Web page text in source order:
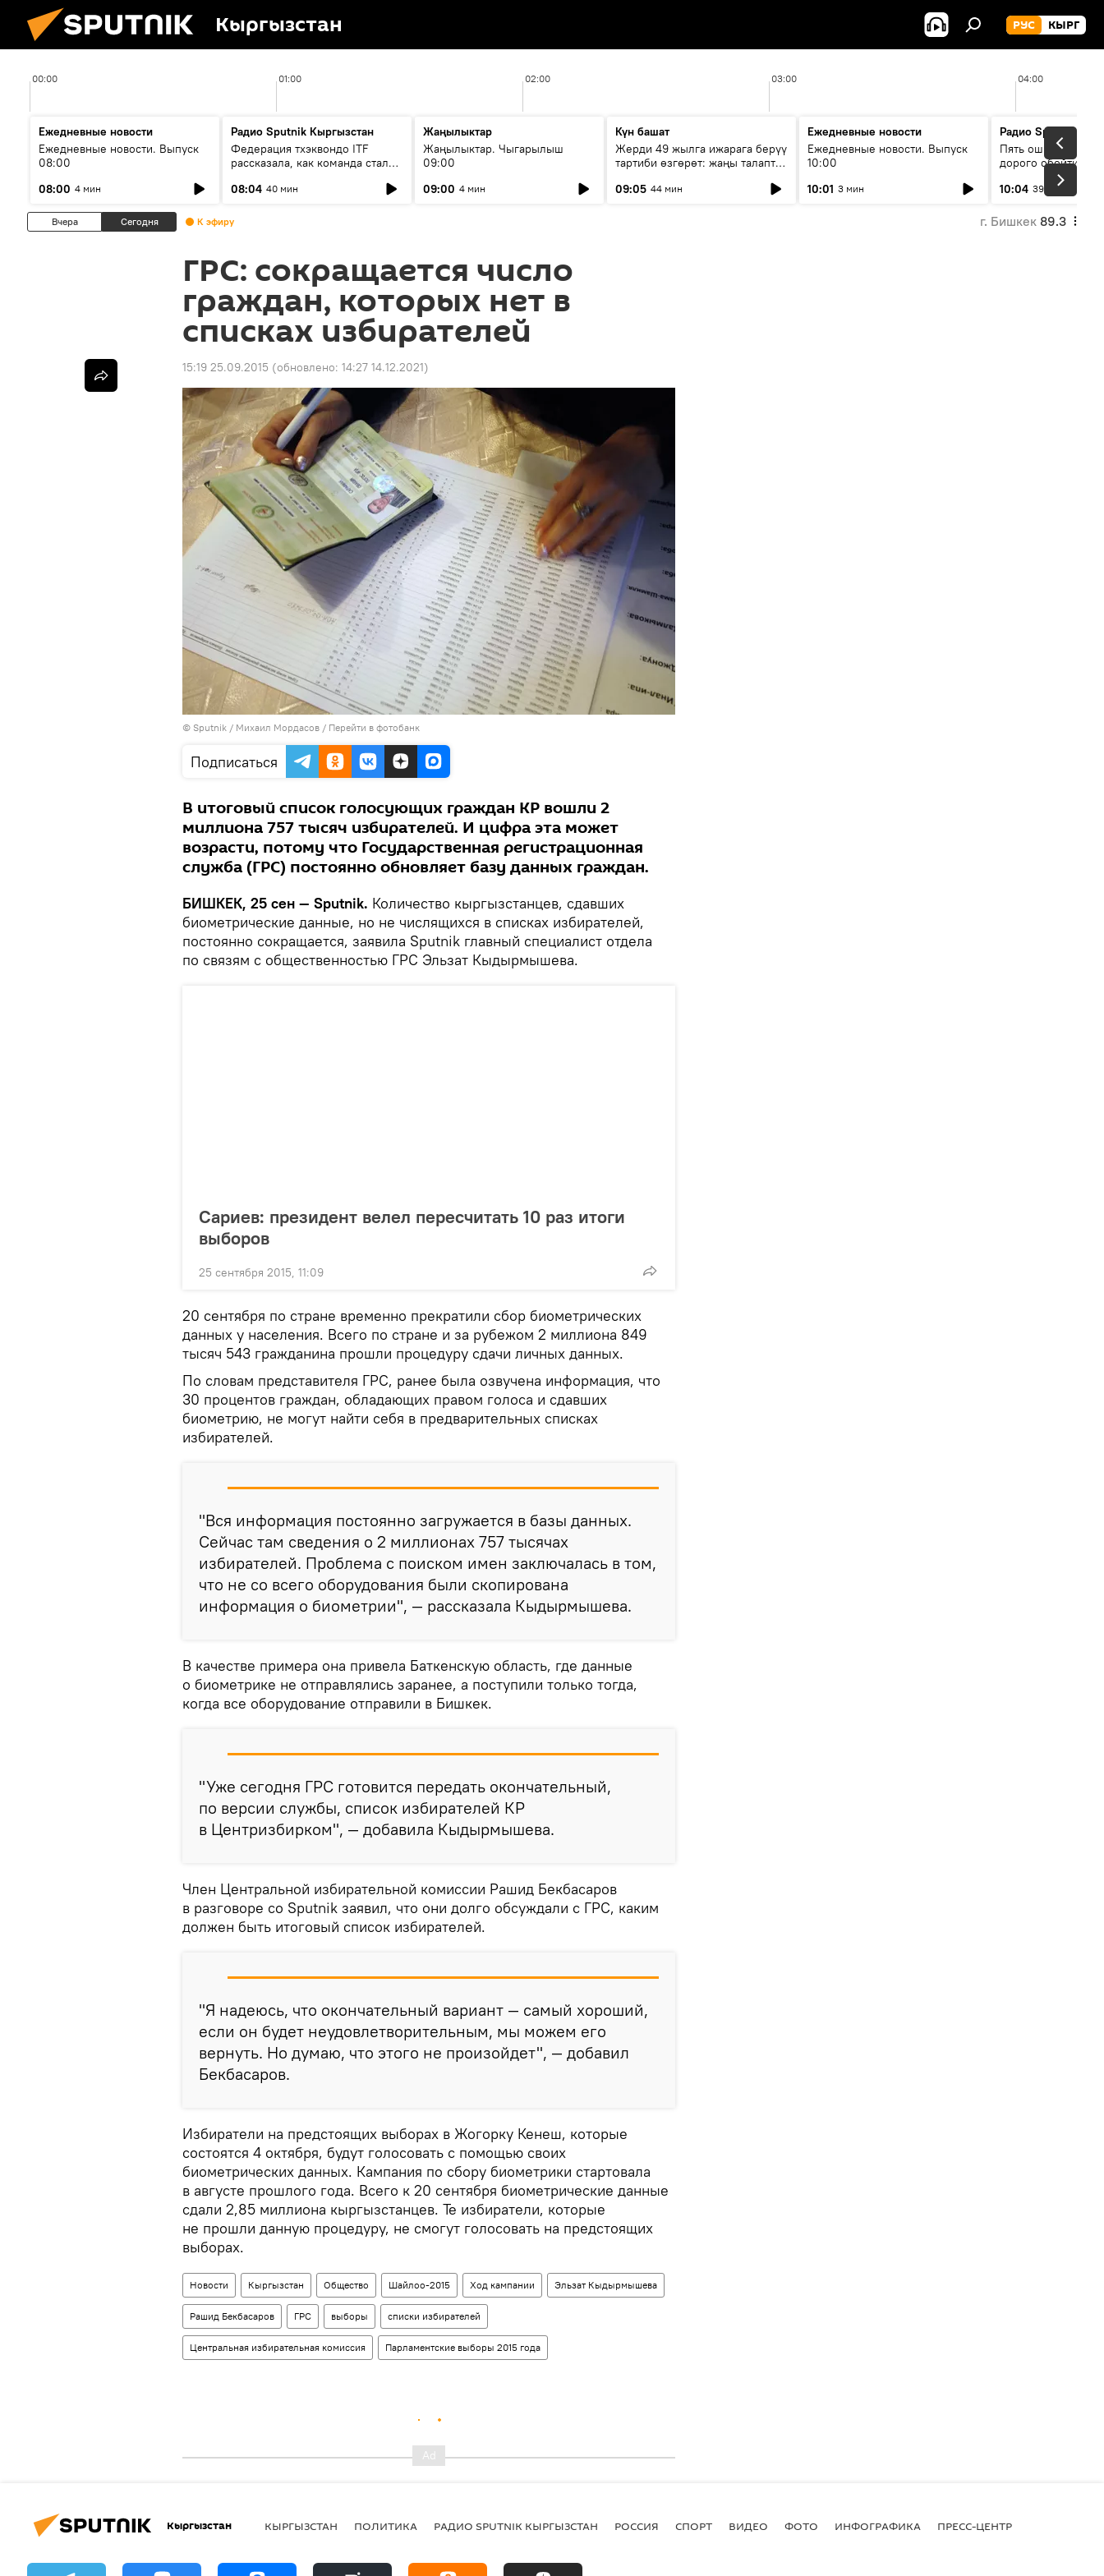
Кыргызстан РУС КЫРГ
00:00 01:00 02:00 03:00 04:00
Ежедневные новости
Ежедневные новости. Выпуск
08:00
08:00 4 мин
Радио Sputnik Кыргызстан
Федерация тхэквондо ITF
рассказала, как команда стала
08:04 40 мин
Жаңылыктар
Жаңылыктар. Чыгарылыш
09:00
09:00 4 мин
Күн башат
Жерди 49 жылга ижарага берүү
тартиби өзгөрөт: жаңы талаптар
09:05 44 мин
Ежедневные новости
Ежедневные новости. Выпуск
10:00
10:01 3 мин
Радио Sputnik
Пять ошибок
дорого обойтись
10:04 39 мин
Вчера Сегодня К эфиру г. Бишкек 89.3
ГРС: сокращается число
граждан, которых нет в
списках избирателей
15:19 25.09.2015 (обновлено: 14:27 14.12.2021)
© Sputnik / Михаил Мордасов / Перейти в фотобанк
Подписаться
В итоговый список голосующих граждан КР вошли 2
миллиона 757 тысяч избирателей. И цифра эта может
возрасти, потому что Государственная регистрационная
служба (ГРС) постоянно обновляет базу данных граждан.
БИШКЕК, 25 сен — Sputnik. Количество кыргызстанцев, сдавших
биометрические данные, но не числящихся в списках избирателей,
постоянно сокращается, заявила Sputnik главный специалист отдела
по связям с общественностью ГРС Эльзат Кыдырмышева.
Сариев: президент велел пересчитать 10 раз итоги
выборов
25 сентября 2015, 11:09
20 сентября по стране временно прекратили сбор биометрических
данных у населения. Всего по стране и за рубежом 2 миллиона 849
тысяч 543 гражданина прошли процедуру сдачи личных данных.
По словам представителя ГРС, ранее была озвучена информация, что
30 процентов граждан, обладающих правом голоса и сдавших
биометрию, не могут найти себя в предварительных списках
избирателей.
"Вся информация постоянно загружается в базы данных.
Сейчас там сведения о 2 миллионах 757 тысячах
избирателей. Проблема с поиском имен заключалась в том,
что не со всего оборудования были скопирована
информация о биометрии", — рассказала Кыдырмышева.
В качестве примера она привела Баткенскую область, где данные
о биометрике не отправлялись заранее, а поступили только тогда,
когда все оборудование отправили в Бишкек.
"Уже сегодня ГРС готовится передать окончательный,
по версии службы, список избирателей КР
в Центризбирком", — добавила Кыдырмышева.
Член Центральной избирательной комиссии Рашид Бекбасаров
в разговоре со Sputnik заявил, что они долго обсуждали с ГРС, каким
должен быть итоговый список избирателей.
"Я надеюсь, что окончательный вариант — самый хороший,
если он будет неудовлетворительным, мы можем его
вернуть. Но думаю, что этого не произойдет", — добавил
Бекбасаров.
Избиратели на предстоящих выборах в Жогорку Кенеш, которые
состоятся 4 октября, будут голосовать с помощью своих
биометрических данных. Кампания по сбору биометрики стартовала
в августе прошлого года. Всего к 20 сентября биометрические данные
сдали 2,85 миллиона кыргызстанцев. Те избиратели, которые
не прошли данную процедуру, не смогут голосовать на предстоящих
выборах.
Новости Кыргызстан Общество Шайлоо-2015 Ход кампании Эльзат Кыдырмышева
Рашид Бекбасаров ГРС выборы списки избирателей
Центральная избирательная комиссия Парламентские выборы 2015 года
Кыргызстан КЫРГЫЗСТАН ПОЛИТИКА РАДИО SPUTNIK КЫРГЫЗСТАН РОССИЯ СПОРТ ВИДЕО ФОТО ИНФОГРАФИКА ПРЕСС-ЦЕНТР